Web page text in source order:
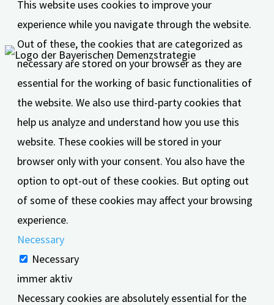
This website uses cookies to improve your
experience while you navigate through the website.
Out of these, the cookies that are categorized as
necessary are stored on your browser as they are
essential for the working of basic functionalities of
the website. We also use third-party cookies that
help us analyze and understand how you use this
website. These cookies will be stored in your
browser only with your consent. You also have the
option to opt-out of these cookies. But opting out
of some of these cookies may affect your browsing
experience.
Necessary
Necessary
immer aktiv
Necessary cookies are absolutely essential for the